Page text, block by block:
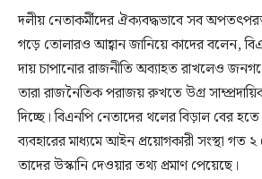
দলীয় নেতাকর্মীদের ঐক্যবদ্ধভাবে সব
গড়ে তোলারও আহ্বান জানিয়ে কাদের বলেন,
দায় চাপানোর রাজনীতি অব্যাহত রাখলেও
তারা রাজনৈতিক পরাজয় রুখতে উগ্র
দিচ্ছে। বিএনপি নেতাদের থলের বিড়াল বের হতে
ব্যবহারের মাধ্যমে আইন প্রয়োগকারী সংস্থা গত
তাদের উস্কানি দেওয়ার তথ্য প্রমাণ পেয়েছে।